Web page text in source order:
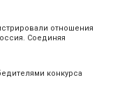
отношения
Соединяя
конкурса